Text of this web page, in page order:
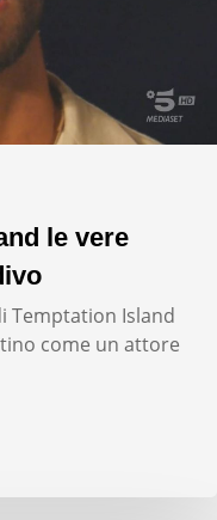
le vere
Temptation Island
come un attore